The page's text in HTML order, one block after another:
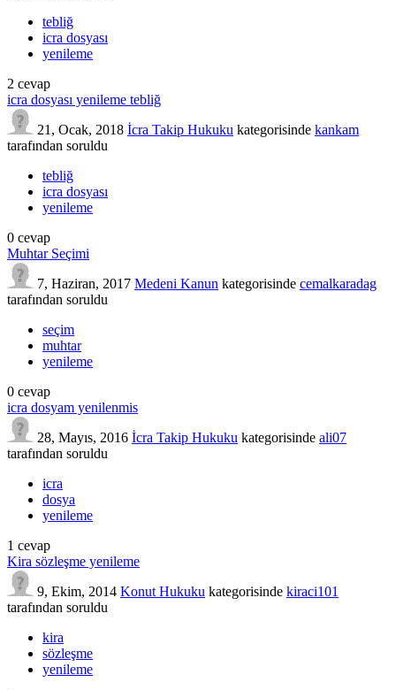
tebliğ
icra dosyası
yenileme
2 cevap
icra dosyası yenileme tebliğ
21, Ocak, 2018 İcra Takip Hukuku kategorisinde kankam
tarafından soruldu
tebliğ
icra dosyası
yenileme
0 cevap
Muhtar Seçimi
7, Haziran, 2017 Medeni Kanun kategorisinde cemalkaradag
tarafından soruldu
seçim
muhtar
yenileme
0 cevap
icra dosyam yenilenmis
28, Mayıs, 2016 İcra Takip Hukuku kategorisinde ali07
tarafından soruldu
icra
dosya
yenileme
1 cevap
Kira sözleşme yenileme
9, Ekim, 2014 Konut Hukuku kategorisinde kiraci101
tarafından soruldu
kira
sözleşme
yenileme